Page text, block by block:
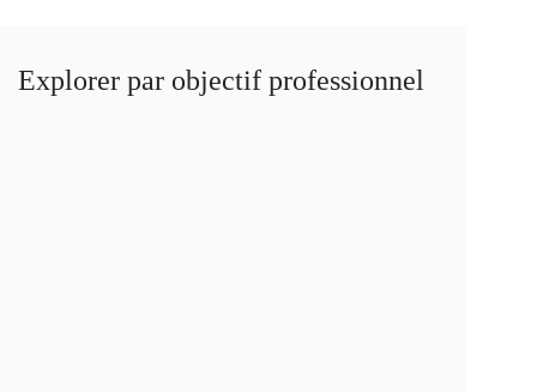
Explorer par objectif professionnel